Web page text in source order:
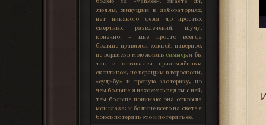
людям, живущим в лабораториях,
нет никакого дела до простых
смертных развлечений. шучу,
конечно, – мне просто всегда
больше нравился хоккей. наверное,
не ворвись в мою жизнь саммер, я бы
так и оставался приземлённым
скептиком, не верящим в гороскопы,
«судьбу» и прочую эзотерику, но
чем больше я нахожусь рядом с ней,
тем больше понимаю: она открыла
мои глаза; и больше всего на свете я
боюсь потерять это и потерять её.